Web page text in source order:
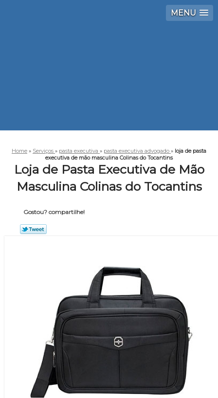
MENU
Home » Serviços » pasta executiva » pasta executiva advogado » loja de pasta
executiva de mão masculina Colinas do Tocantins
Loja de Pasta Executiva de Mão
Masculina Colinas do Tocantins
Gostou? compartilhe!